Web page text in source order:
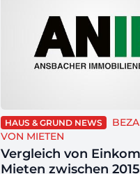
HAUS & GRUND NEWS
VON MIETEN
Vergleich von
Mieten zwischen